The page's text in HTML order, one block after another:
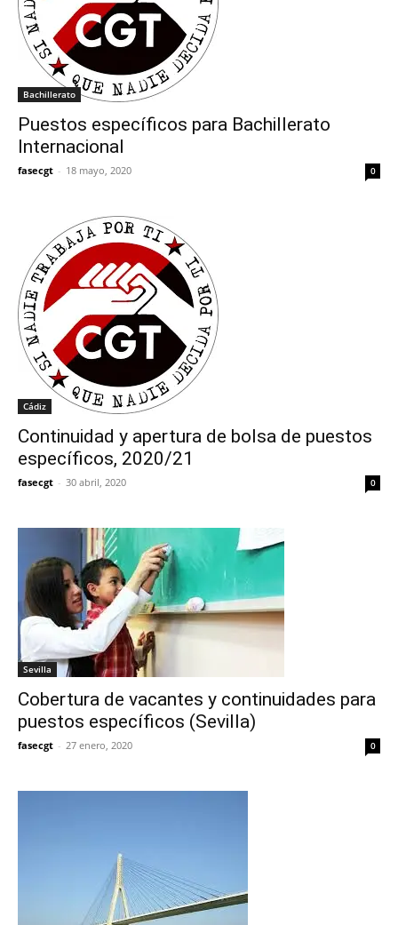
Bachillerato
Puestos específicos para Bachillerato
Internacional
fasecgt - 18 mayo, 2020 0
Cádiz
Continuidad y apertura de bolsa de puestos
específicos, 2020/21
fasecgt - 30 abril, 2020 0
Sevilla
Cobertura de vacantes y continuidades para
puestos específicos (Sevilla)
fasecgt - 27 enero, 2020 0